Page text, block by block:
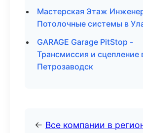
Мастерская Этаж
Потолочные системы в
GARAGE Garage PitStop -
Трансмиссия и сцепление
Петрозаводск
← Все компании в